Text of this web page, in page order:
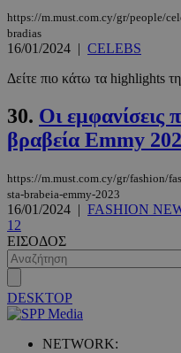
https://m.must.com.cy/gr/people/
bradias
16/01/2024 | CELEBS
Δείτε πιο κάτω τα highlights
30. Οι εμφανίσεις
βραβεία Emmy
https://m.must.com.cy/gr/fashion/
sta-brabeia-emmy-2023
16/01/2024 | FASHION
1 2
ΕΙΣΟΔΟΣ
DESKTOP
NETWORK: